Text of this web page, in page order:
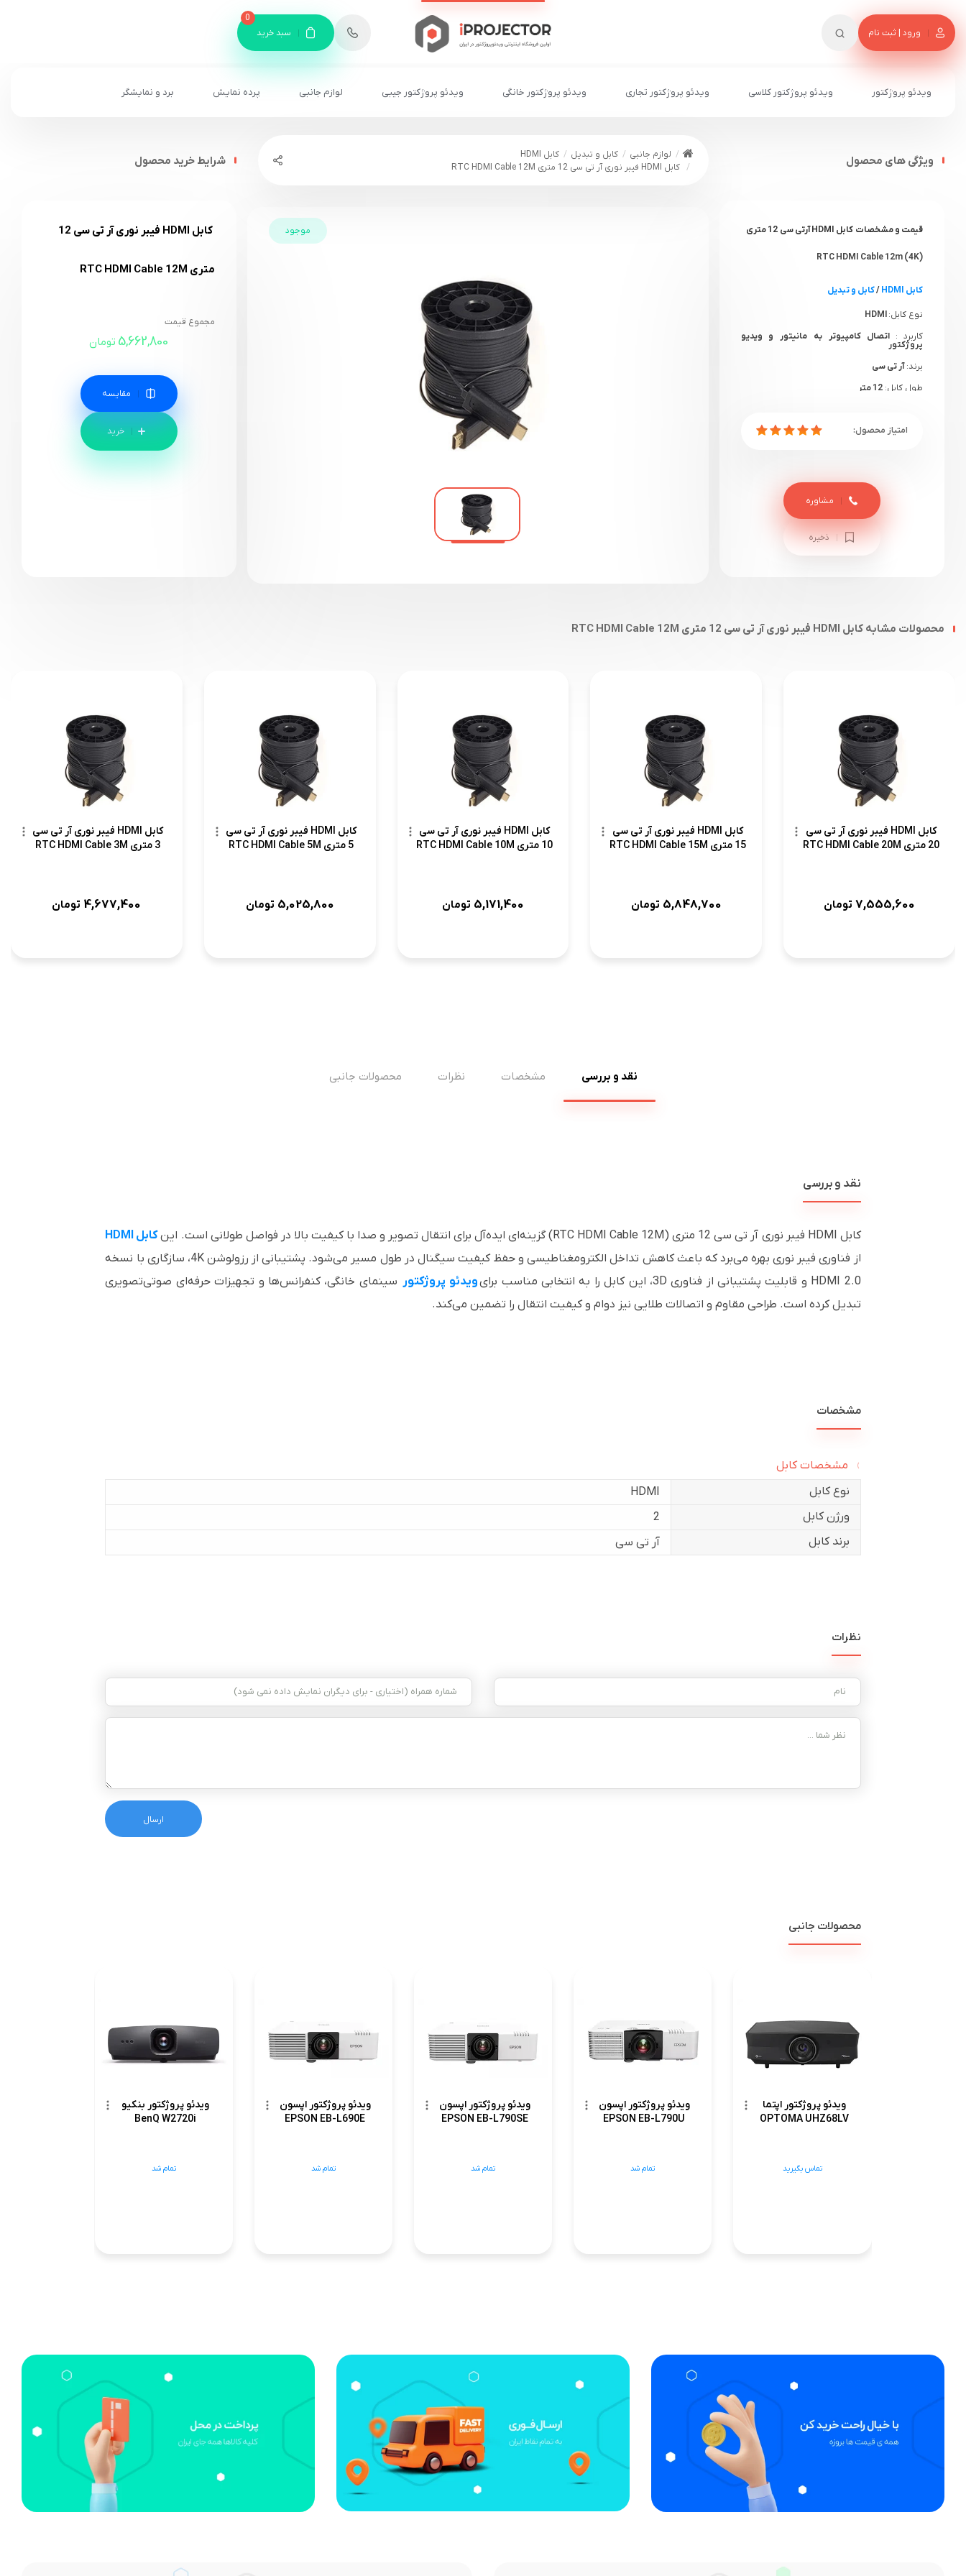
ورود | ثبت نام
8
سبد خرید
0
ویدئو پروژکتور ویدئو پروژکتور کلاسی ویدئو پروژکتور تجاری ویدئو پروژکتور خانگی ویدئو پروژکتور جیبی لوازم جانبی پرده نمایش برد و نمایشگر
لوازم جانبی کابل و تبدیل
کابل HDMI
کابل HDMI فیبر نوری آر تی سی 12 متری RTC HDMI Cable 12M
موجود
شرایط خرید محصول
کابل HDMI فیبر نوری آر تی سی 12
متری RTC HDMI Cable 12M
مجموع قیمت
5,662,800 تومان
مقایسه
ویژگی های محصول
قیمت و مشخصات کابل HDMI آرتی سی 12 متری
(4K) RTC HDMI Cable 12m
کابل HDMI /کابل و تبدیل
نوع کابل:HDMI
کاربرد : اتصال کامپیوتر به مانیتور و ویدیو
پروژکتور
برند:آر تی سی
طول کابل: 12 متر
ذخیره
مشاوره
محصولات مشابه کابل HDMI فیبر نوری آر تی سی 12 متری RTC HDMI Cable 12M
کابل HDMI فیبر نوری آر تی سی
20 متری RTC HDMI Cable 20M
7,555,600 تومان
کابل HDMI فیبر نوری آر تی سی
15 متری RTC HDMI Cable 15M
5,848,700 تومان
کابل HDMI فیبر نوری آر تی سی
10 متری RTC HDMI Cable 10M
5,171,400 تومان
کابل HDMI فیبر نوری آر تی سی
5 متری RTC HDMI Cable 5M
5,025,800 تومان
کابل HDMI فیبر نوری آر تی سی
3 متری RTC HDMI Cable 3M
4,677,400 تومان
نقد و بررسی مشخصات نظرات محصولات جانبی
نقد و بررسی
کابل HDMI فیبر نوری آر تی سی 12 متری (RTC HDMI Cable 12M) گزینه‌ای ایده‌آل برای انتقال تصویر و صدا با کیفیت بالا در فواصل طولانی است. اینکابل HDMI
از فناوری فیبر نوری بهره می‌برد که باعث کاهش تداخل الکترومغناطیسی و حفظ کیفیت سیگنال در طول مسیر می‌شود. پشتیبانی از رزولوشن 4K، سازگاری با نسخه
HDMI 2.0 و قابلیت پشتیبانی از فناوری 3D، این کابل را به انتخابی مناسب برای
ویدئو پروژکتور سینمای خانگی، کنفرانس‌ها و تجهیزات حرفه‌ای صوتی‌تصویری
تبدیل کرده است. طراحی مقاوم و اتصالات طلایی نیز دوام و کیفیت انتقال را تضمین می‌کند.
مشخصات
مشخصات کابل
نوع کابل
HDMI
ورژن کابل
2
برند کابل
آر تی سی
نظرات
محصولات جانبی
ویدئو پروژکتور اپتما
OPTOMA UHZ68LV
تماس بگیرید
ویدئو پروژکتور اپسون
EPSON EB-L790U
تمام شد
ویدئو پروژکتور اپسون
EPSON EB-L790SE
تمام شد
ویدئو پروژکتور اپسون
EPSON EB-L690E
تمام شد
ویدئو پروژکتور بنکیو
BenQ W2720i
تمام شد